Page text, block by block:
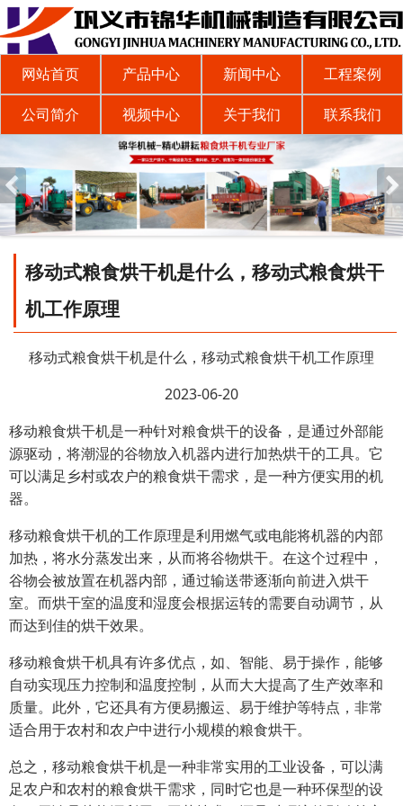
网站首页 产品中心 新闻中心 工程案例
公司简介 视频中心 关于我们 联系我们
移动式粮食烘干机是什么，移动式粮食烘干
机工作原理
移动式粮食烘干机是什么，移动式粮食烘干机工作原理
2023-06-20
移动粮食烘干机是一种针对粮食烘干的设备，是通过外部能
源驱动，将潮湿的谷物放入机器内进行加热烘干的工具。它
可以满足乡村或农户的粮食烘干需求，是一种方便实用的机
器。
移动粮食烘干机的工作原理是利用燃气或电能将机器的内部
加热，将水分蒸发出来，从而将谷物烘干。在这个过程中，
谷物会被放置在机器内部，通过输送带逐渐向前进入烘干
室。而烘干室的温度和湿度会根据运转的需要自动调节，从
而达到佳的烘干效果。
移动粮食烘干机具有许多优点，如、智能、易于操作，能够
自动实现压力控制和温度控制，从而大大提高了生产效率和
质量。此外，它还具有方便易搬运、易于维护等特点，非常
适合用于农村和农户中进行小规模的粮食烘干。
总之，移动粮食烘干机是一种非常实用的工业设备，可以满
足农户和农村的粮食烘干需求，同时它也是一种环保型的设